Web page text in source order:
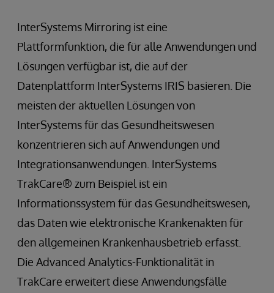
InterSystems Mirroring ist eine
Plattformfunktion, die für alle Anwendungen und
Lösungen verfügbar ist, die auf der
Datenplattform InterSystems IRIS basieren. Die
meisten der aktuellen Lösungen von
InterSystems für das Gesundheitswesen
konzentrieren sich auf Anwendungen und
Integrationsanwendungen. InterSystems
TrakCare® zum Beispiel ist ein
Informationssystem für das Gesundheitswesen,
das Daten wie elektronische Krankenakten für
den allgemeinen Krankenhausbetrieb erfasst.
Die Advanced Analytics-Funktionalität in
TrakCare erweitert diese Anwendungsfälle